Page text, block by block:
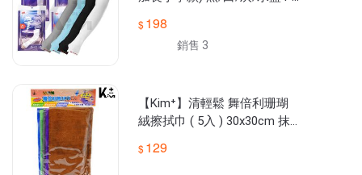
198
銷售 3
【Kim⁺】清輕鬆 舞倍利珊瑚
絨擦拭巾 ( 5入 ) 30x30cm 抹
129